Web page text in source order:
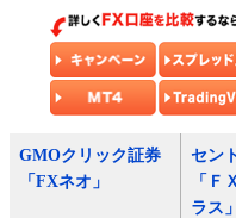
GMOクリック証券
「FXネオ」
セン
「Ｆ
ラス」